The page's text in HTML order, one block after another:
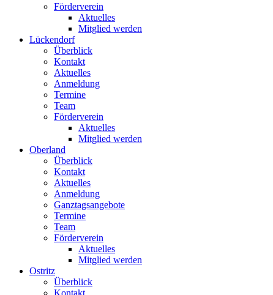
Förderverein
Aktuelles
Mitglied werden
Lückendorf
Überblick
Kontakt
Aktuelles
Anmeldung
Termine
Team
Förderverein
Aktuelles
Mitglied werden
Oberland
Überblick
Kontakt
Aktuelles
Anmeldung
Ganztagsangebote
Termine
Team
Förderverein
Aktuelles
Mitglied werden
Ostritz
Überblick
Kontakt